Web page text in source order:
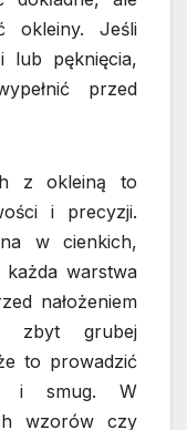
okleiny. Jeśli
lub pęknięcia,
przed
z okleiną to
i precyzji.
w cienkich,
warstwa
nałożeniem
zbyt grubej
to prowadzić
i smug. W
wzorów czy